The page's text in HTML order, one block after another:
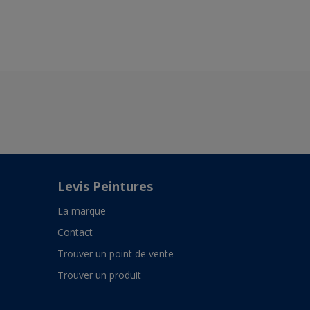
Levis Peintures
La marque
Contact
Trouver un point de vente
Trouver un produit